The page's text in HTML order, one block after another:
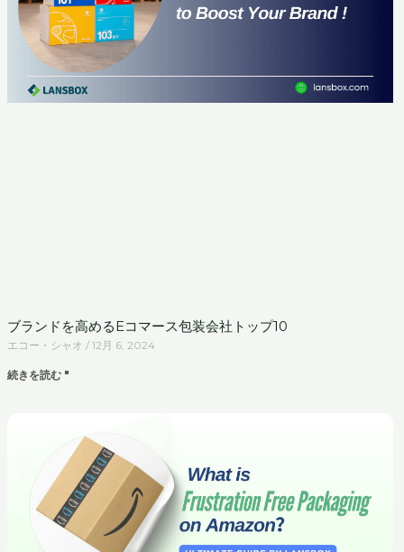
ブランドを高めるEコマース包装会社トップ10
エコー・シャオ 12月 6, 2024
続きを読む "